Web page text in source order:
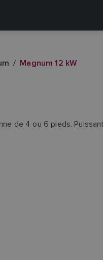
Magnum 12 kW
de 4 ou 6 pieds.